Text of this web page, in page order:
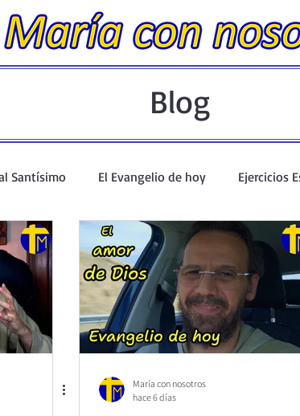
Blog
Santísimo El Evangelio de hoy Ejercicios
en un minuto Evangelio Dominical. Año A.
Santo Rosario y Coronilla
María con nosotros
hace 6 días